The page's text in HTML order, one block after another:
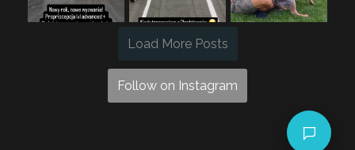
Load More Posts
Follow on Instagram